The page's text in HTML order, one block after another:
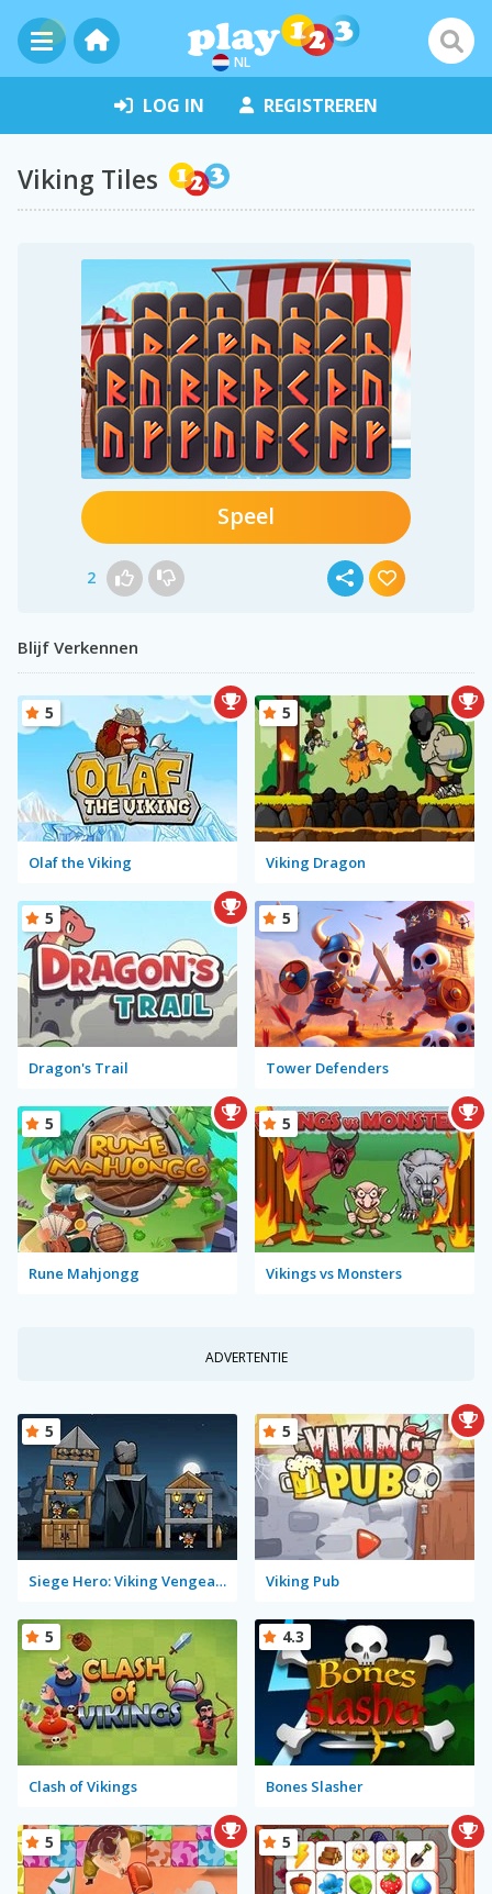
NL
LOG IN REGISTREREN
Viking Tiles
Speel
2
Blijf Verkennen
Olaf the Viking
5
Viking Dragon
5
Dragon's Trail
5
Tower Defenders
5
Rune Mahjongg
5
Vikings vs Monsters
5
ADVERTENTIE
Siege Hero: Viking Vengeance
5
Viking Pub
5
Clash of Vikings
5
Bones Slasher
4.3
5 5